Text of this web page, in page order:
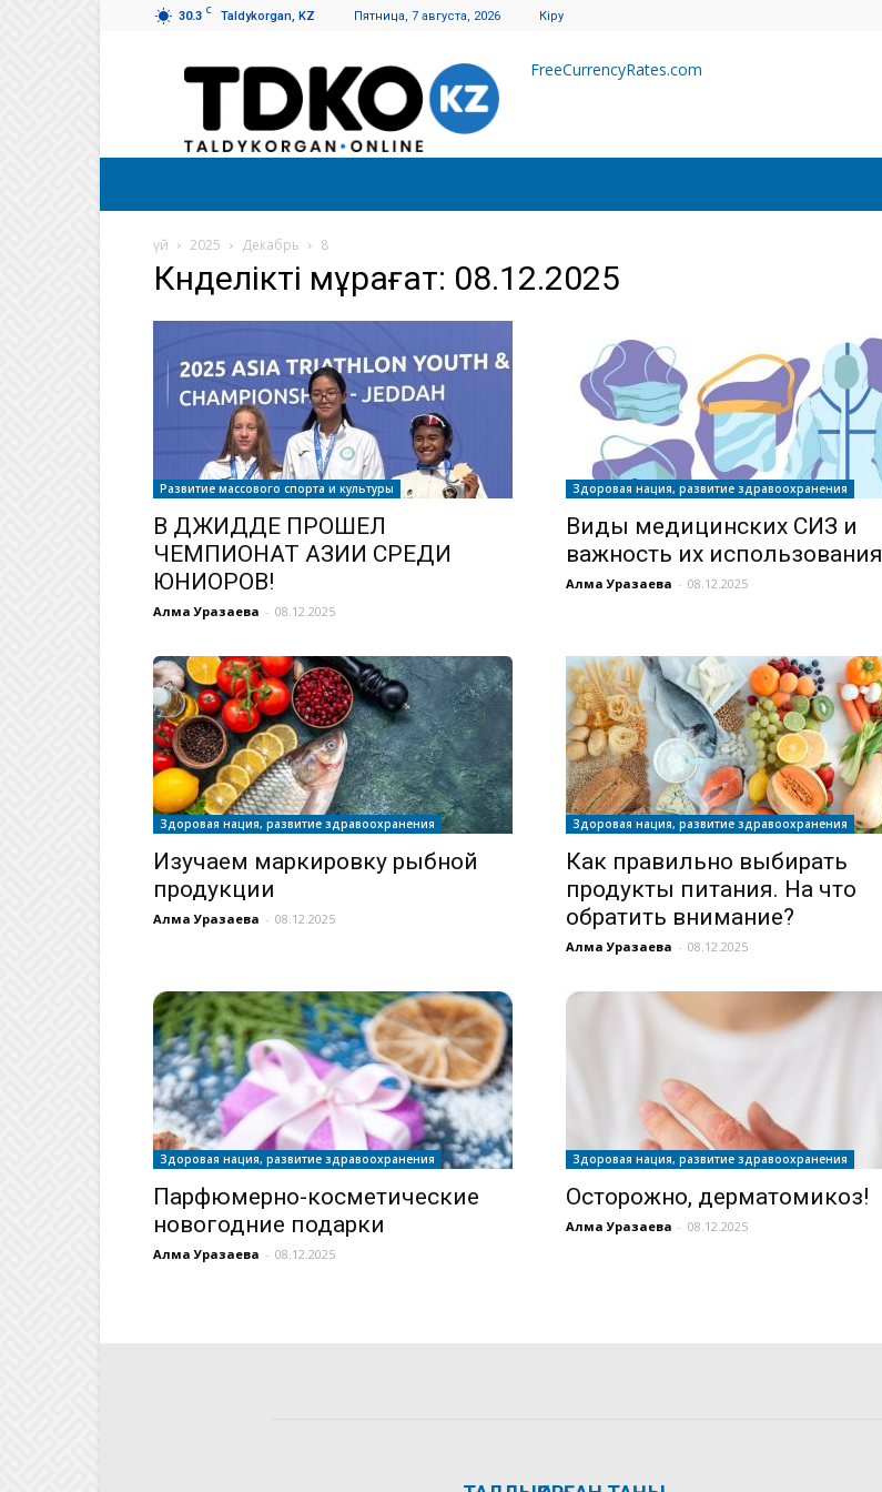
30.3 C Taldykorgan, KZ Пятница, 7 августа, 2026 Кіру
Талдықорған
FreeCurrencyRates.com
үй 2025 Декабрь 8
Күнделікті мұрағат: 08.12.2025
Развитие массового спорта и культуры
В ДЖИДДЕ ПРОШЕЛ
ЧЕМПИОНАТ АЗИИ СРЕДИ
ЮНИОРОВ!
Алма Уразаева - 08.12.2025
Здоровая нация, развитие здравоохранения
Виды медицинских СИЗ и
важность их использования
Алма Уразаева - 08.12.2025
Здоровая нация, развитие здравоохранения
Изучаем маркировку рыбной
продукции
Алма Уразаева - 08.12.2025
Здоровая нация, развитие здравоохранения
Как правильно выбирать
продукты питания. На что
обратить внимание?
Алма Уразаева - 08.12.2025
Здоровая нация, развитие здравоохранения
Парфюмерно-косметические
новогодние подарки
Алма Уразаева - 08.12.2025
Здоровая нация, развитие здравоохранения
Осторожно, дерматомикоз!
Алма Уразаева - 08.12.2025